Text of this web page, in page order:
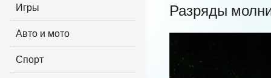
Игры
Авто и мото
Спорт
Разряды